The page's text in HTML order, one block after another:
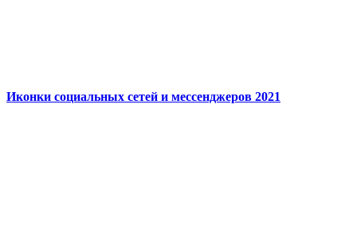
Иконки социальных сетей и мессенджеров 2021